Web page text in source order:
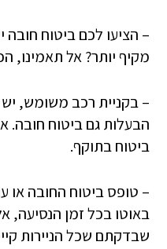
– הציעו לכם ביטוח חובה
מקיף יותר? אל תאמינו,
– בקניית רכב משומש,
הבעלות גם ביטוח חובה.
ביטוח בתוקף.
– טופס ביטוח החובה או
באוטו בכל זמן הנסיעה,
שבדקתם שכל הניירות